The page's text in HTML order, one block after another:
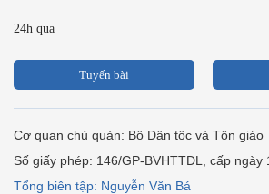
24h qua
Tuyến bài
Cơ quan chủ quản: Bộ Dân tộc và Tôn giáo
Số giấy phép: 146/GP-BVHTTDL, cấp ngày
Tổng biên tập: Nguyễn Văn Bá